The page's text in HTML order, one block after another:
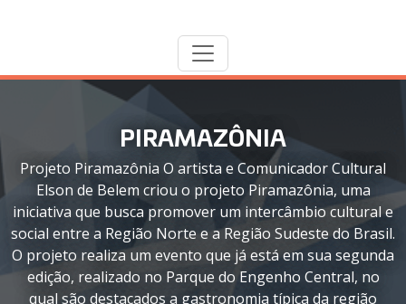
PIRAMAZÔNIA
Projeto Piramazônia O artista e Comunicador Cultural
Elson de Belem criou o projeto Piramazônia, uma
iniciativa que busca promover um intercâmbio cultural e
social entre a Região Norte e a Região Sudeste do Brasil.
O projeto realiza um evento que já está em sua segunda
edição, realizado no Parque do Engenho Central, no
qual são destacados a gastronomia típica da região